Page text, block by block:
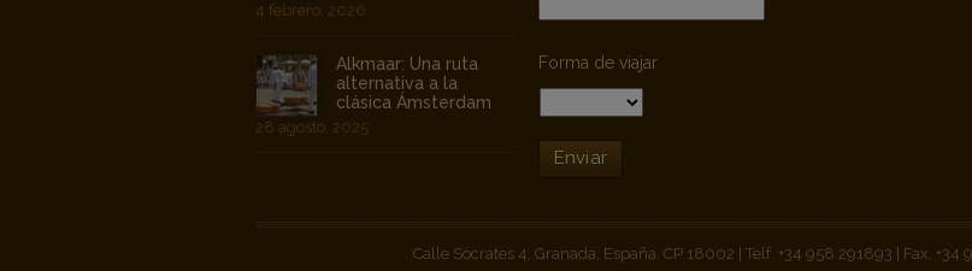
4 febrero, 2026
Alkmaar: Una ruta
alternativa a la
clásica Ámsterdam
28 agosto, 2025
Forma de viajar
Calle Sócrates 4, Granada, España. CP 18002 | Telf. +34 958 291893 | Fax.